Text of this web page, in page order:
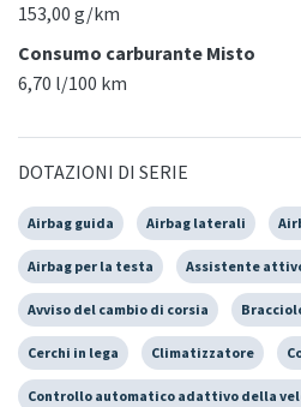
153,00 g/km
Consumo carburante Misto
6,70 l/100 km
DOTAZIONI DI SERIE
Airbag guida Airbag laterali
Airbag per la testa Assistente
Avviso del cambio di corsia
Cerchi in lega Climatizzatore
Controllo automatico adattivo della